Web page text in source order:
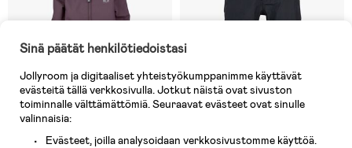
Sinä päätät henkilötiedoistasi
Jollyroom ja digitaaliset yhteistyökumppanimme käyttävät
evästeitä tällä verkkosivulla. Jotkut näistä ovat sivuston
toiminnalle välttämättömiä. Seuraavat evästeet ovat sinulle
valinnaisia:
Evästeet, joilla analysoidaan verkkosivustomme käyttöä.